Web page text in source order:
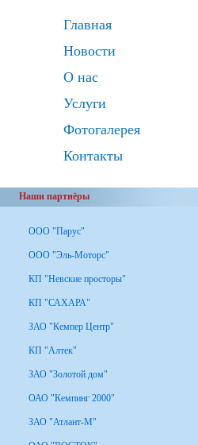
Главная
Новости
О нас
Услуги
Фотогалерея
Контакты
Наши партнёры
ООО "Парус"
ООО "Эль-Моторс"
КП "Невские просторы"
КП "САХАРА"
ЗАО "Кемпер Центр"
КП "Алтек"
ЗАО "Золотой дом"
ОАО "Кемпинг 2000"
ЗАО "Атлант-М"